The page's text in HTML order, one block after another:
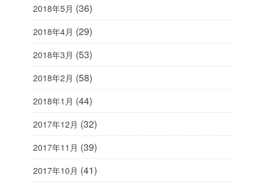
2018年5月 (36)
2018年4月 (29)
2018年3月 (53)
2018年2月 (58)
2018年1月 (44)
2017年12月 (32)
2017年11月 (39)
2017年10月 (41)